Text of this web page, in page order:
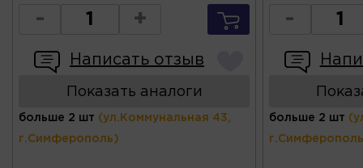
- +
Написать отзыв
Показать аналоги
больше 2 шт (ул.Коммунальная 43,
г.Симферополь)
-
больше 2 шт